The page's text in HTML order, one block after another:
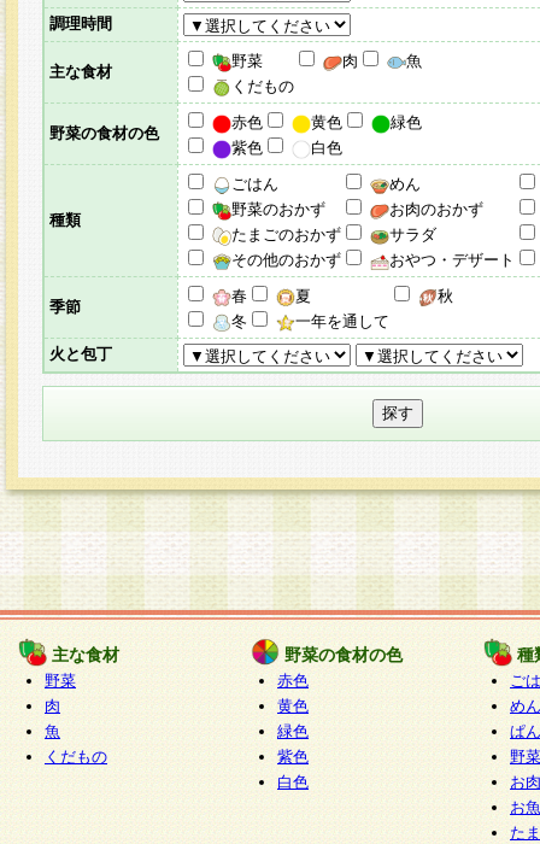
調理時間
主な食材
野菜 肉
魚
くだもの
野菜の食材の色
赤色 黄色
緑色
紫色
白色
種類
ごはん
めん
野菜のおかず
お肉のおかず
たまごのおかず
サラダ
その他のおかず
おやつ・デザート
季節
春 夏
秋
冬
一年を通して
火と包丁
主な食材
野菜
肉
魚
くだもの
野菜の食材の色
赤色
黄色
緑色
紫色
白色
種
ご
めん
ぱん
野
お
お
た